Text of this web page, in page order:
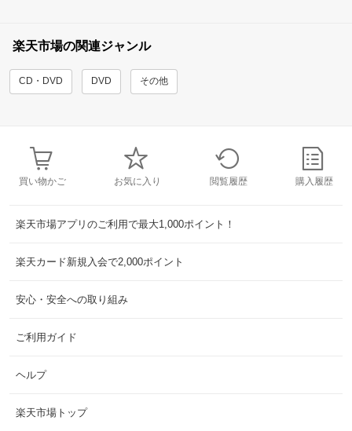
楽天市場の関連ジャンル
CD・DVD DVD その他
買い物かご お気に入り 閲覧履歴 購入履歴
楽天市場アプリのご利用で最大1,000ポイント！
楽天カード新規入会で2,000ポイント
安心・安全への取り組み
ご利用ガイド
ヘルプ
楽天市場トップ